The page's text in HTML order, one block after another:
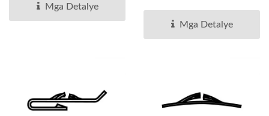
nagpapalit...Mga Detalye
Mga Detalye